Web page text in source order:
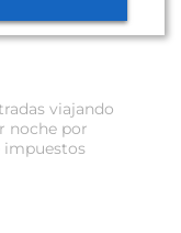
viajando
noche por
impuestos